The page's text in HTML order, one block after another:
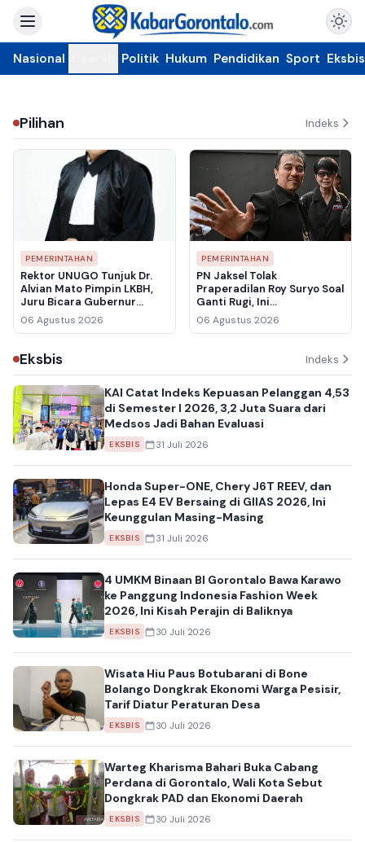
Nasional Politik Hukum Pendidikan Sport Eksbis
Pilihan Indeks
PEMERINTAHAN
Rektor UNUGO Tunjuk Dr.
Alvian Mato Pimpin LKBH,
Juru Bicara Gubernur
Gorontalo Siap Perkuat
Bantuan Hukum untuk
06 Agustus 2026
PEMERINTAHAN
PN Jaksel Tolak
Praperadilan Roy Suryo Soal
Ganti Rugi, Ini
Pertimbangan Hakim
06 Agustus 2026
Eksbis Indeks
KAI Catat Indeks Kepuasan Pelanggan 4,53
di Semester I 2026, 3,2 Juta Suara dari
Medsos Jadi Bahan Evaluasi
EKSBIS 31 Juli 2026
Honda Super-ONE, Chery J6T REEV, dan
Lepas E4 EV Bersaing di GIIAS 2026, Ini
Keunggulan Masing-Masing
EKSBIS 31 Juli 2026
4 UMKM Binaan BI Gorontalo Bawa Karawo
ke Panggung Indonesia Fashion Week
2026, Ini Kisah Perajin di Baliknya
EKSBIS 30 Juli 2026
Wisata Hiu Paus Botubarani di Bone
Bolango Dongkrak Ekonomi Warga Pesisir,
Tarif Diatur Peraturan Desa
EKSBIS 30 Juli 2026
Warteg Kharisma Bahari Buka Cabang
Perdana di Gorontalo, Wali Kota Sebut
Dongkrak PAD dan Ekonomi Daerah
EKSBIS 30 Juli 2026